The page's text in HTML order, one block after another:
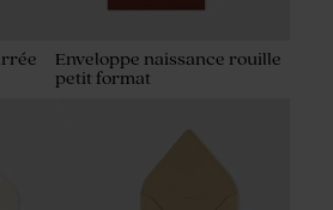
Enveloppe naissance rouille
petit format